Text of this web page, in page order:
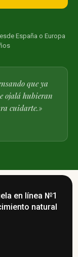
España o Europa
que ya
ojalá hubieran
cuidarte.»
en línea №1
natural